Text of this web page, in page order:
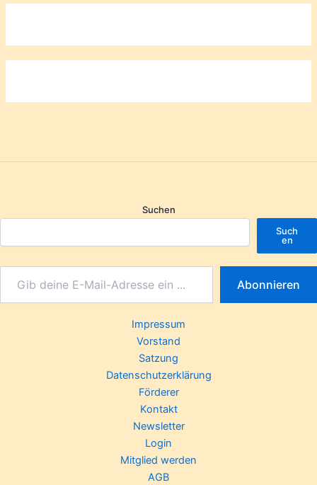
Suchen
Such
en
Abonnieren
Impressum
Vorstand
Satzung
Datenschutzerklärung
Förderer
Kontakt
Newsletter
Login
Mitglied werden
AGB